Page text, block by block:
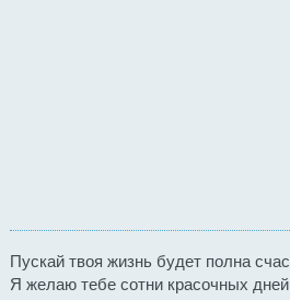
Пускай твоя жизнь будет полна
Я желаю тебе сотни красочных